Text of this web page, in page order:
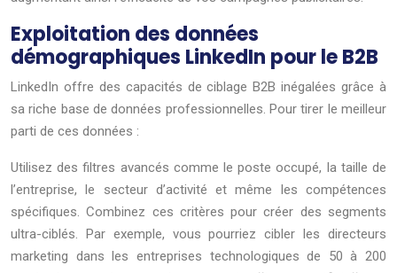
Exploitation des données
démographiques LinkedIn pour le B2B
LinkedIn offre des capacités de ciblage B2B inégalées grâce à
sa riche base de données professionnelles. Pour tirer le meilleur
parti de ces données :
Utilisez des filtres avancés comme le poste occupé, la taille de
l’entreprise, le secteur d’activité et même les compétences
spécifiques. Combinez ces critères pour créer des segments
ultra-ciblés. Par exemple, vous pourriez cibler les directeurs
marketing dans les entreprises technologiques de 50 à 200